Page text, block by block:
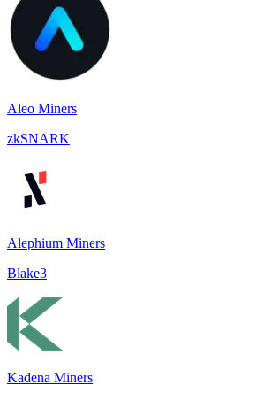
Aleo Miners
zkSNARK
Alephium Miners
Blake3
Kadena Miners